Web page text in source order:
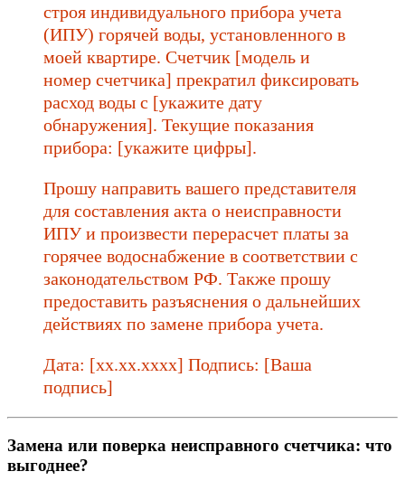
строя индивидуального прибора учета
(ИПУ) горячей воды, установленного в
моей квартире. Счетчик [модель и
номер счетчика] прекратил фиксировать
расход воды с [укажите дату
обнаружения]. Текущие показания
прибора: [укажите цифры].
Прошу направить вашего представителя
для составления акта о неисправности
ИПУ и произвести перерасчет платы за
горячее водоснабжение в соответствии с
законодательством РФ. Также прошу
предоставить разъяснения о дальнейших
действиях по замене прибора учета.
Дата: [xx.xx.xxxx] Подпись: [Ваша
подпись]
Замена или поверка неисправного счетчика: что
выгоднее?